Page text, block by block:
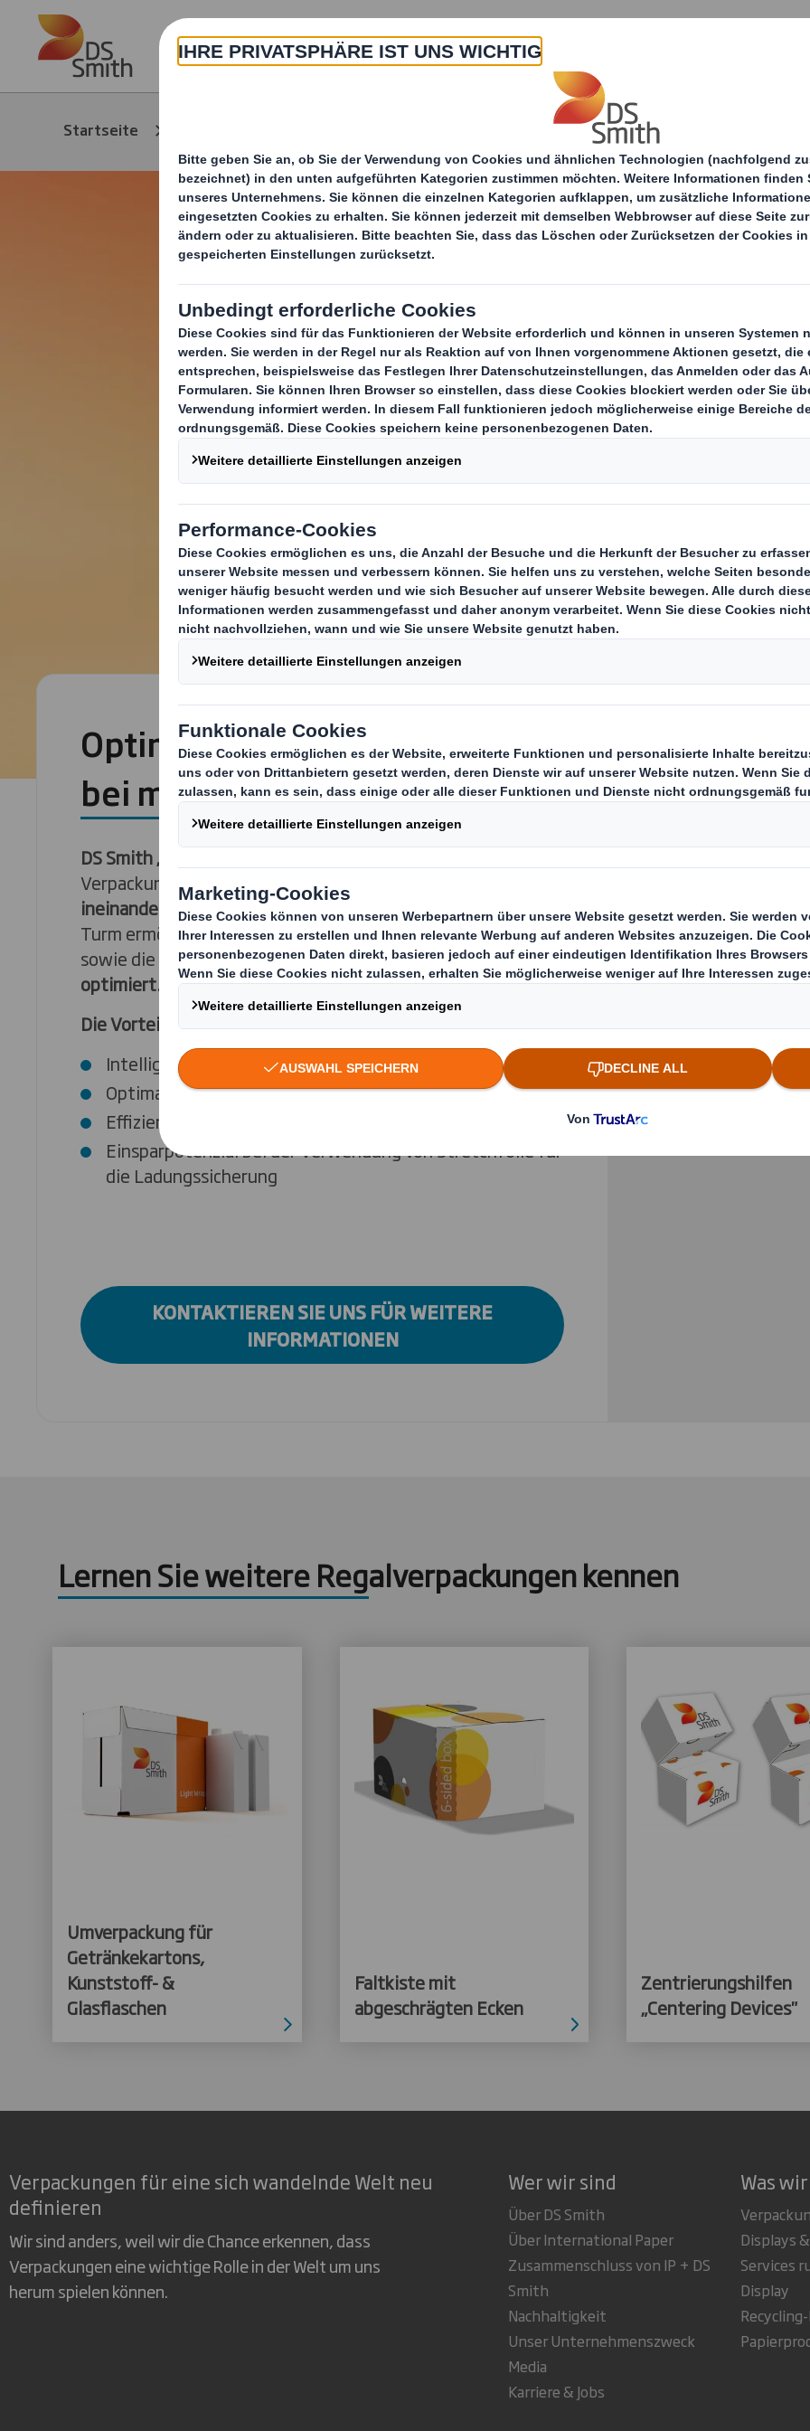
Skip to main content
Über Uns Produkte & Service
Startseite
Transportverpackungen &
Wellpapppaletten
DS
Optimale Ladungssicherheit
bei maximaler Stabilität
DS Smith „Centraliser“
Verpackungslösung, die durch zwei passgenaue,
ineinandergreifende Schnitteeine exakte Stapelung im
Turm ermöglicht und dadurchMaterialeinsatz reduziert,
sowie die
Palettierung und die gesamte Lieferkette
optimiert.
Die Vorteile:
Intelligenter Materialeinsatz
Optimale Ladungssicherung bei maximaler Stabilität
Effizienter Produktschutz
Einsparpotenzial bei der Verwendung von Stretchfolie für
die Ladungssicherung
KONTAKTIEREN SIE UNS FÜR WEITERE
INFORMATIONEN
Carousel. Use
Klicken Sie zum
Lernen Sie weitere Regalverpackungen kennen
Umverpackung für
Getränkekartons,
Kunststoff- &
Glasflaschen
Faltkiste mit
abgeschrägten Ecken
Zentrierungshilfen
„Centering Devices"
Verpackungen für eine sich wandelnde Welt neu
definieren
Wir sind anders, weil wir die Chance erkennen, dass
Verpackungen eine wichtige Rolle in der Welt um uns
herum spielen können.
Wer wir sind
Über DS Smith
Über International Paper
Zusammenschluss von IP + DS
Smith
Nachhaltigkeit
Unser Unternehmenszweck
Media
Karriere & Jobs
Was
Displays
Services
Display